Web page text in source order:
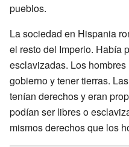
pueblos.
La sociedad en Hispania
el resto del Imperio. Había
esclavizadas. Los
gobierno y tener tierras.
tenían derechos y eran
podían ser libres o
mismos derechos que los